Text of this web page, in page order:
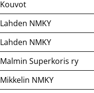
Kouvot
Lahden NMKY
Lahden NMKY
Malmin Superkoris ry
Mikkelin NMKY